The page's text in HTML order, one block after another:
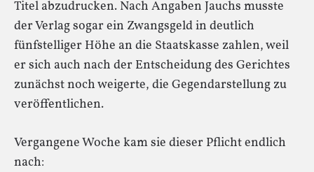
Titel abzudrucken. Nach Angaben Jauchs musste
der Verlag sogar ein Zwangsgeld in deutlich
fünfstelliger Höhe an die Staatskasse zahlen, weil
er sich auch nach der Entscheidung des Gerichtes
zunächst noch weigerte, die Gegendarstellung zu
veröffentlichen.
Vergangene Woche kam sie dieser Pflicht endlich
nach: